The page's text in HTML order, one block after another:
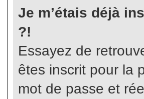
Je m’étais déjà
?!
Essayez de
êtes inscrit pour la
mot de passe et